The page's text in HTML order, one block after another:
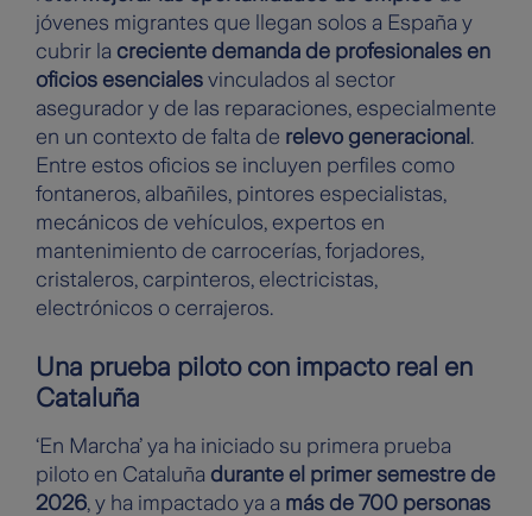
jóvenes migrantes que llegan solos a España y
cubrir la creciente demanda de profesionales en
oficios esenciales vinculados al sector
asegurador y de las reparaciones, especialmente
en un contexto de falta de relevo generacional .
Entre estos oficios se incluyen perfiles como
fontaneros, albañiles, pintores especialistas,
mecánicos de vehículos, expertos en
mantenimiento de carrocerías, forjadores,
cristaleros, carpinteros, electricistas,
electrónicos o cerrajeros.
Una prueba piloto con impacto real en
Cataluña
‘En Marcha’ ya ha iniciado su primera prueba
piloto en Cataluña durante el primer semestre de
2026, y ha impactado ya a más de 700 personas